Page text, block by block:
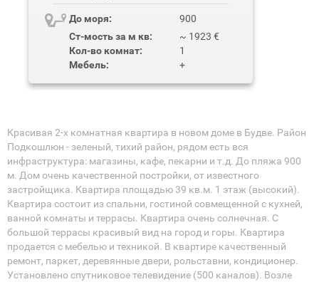
До моря:
900
Ст-мость за м кв:
~ 1923 €
Кол-во комнат:
1
Мебель:
+
Красивая 2-х комнатная квартира в новом доме в Будве. Район
Подкошлюн - зеленый, тихий район, рядом есть вся
инфраструктура: магазины, кафе, пекарни и т.д. До пляжа 900
м. Дом очень качественной постройки, от известного
застройщика. Квартира площадью 39 кв.м. 1 этаж (высокий).
Квартира состоит из спальни, гостиной совмещенной с кухней,
ванной комнаты и террасы. Квартира очень солнечная. С
большой террасы красивый вид на город и горы. Квартира
продается с мебелью и техникой. В квартире качественный
ремонт, паркет, деревянные двери, рольставни, кондиционер.
Установлено спутниковое телевидение (500 каналов). Возле